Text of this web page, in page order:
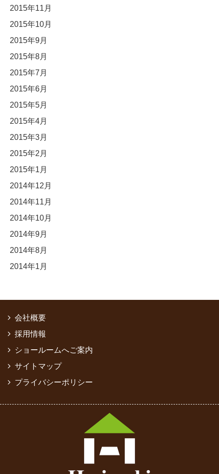
2015年11月
2015年10月
2015年9月
2015年8月
2015年7月
2015年6月
2015年5月
2015年4月
2015年3月
2015年2月
2015年1月
2014年12月
2014年11月
2014年10月
2014年9月
2014年8月
2014年1月
会社概要
採用情報
ショールームへご案内
サイトマップ
プライバシーポリシー